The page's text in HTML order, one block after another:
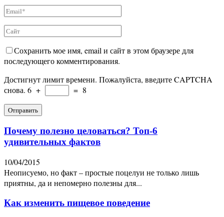
Сохранить мое имя, email и сайт в этом браузере для
последующего комментирования.
Достигнут лимит времени. Пожалуйста, введите CAPTCHA
снова. 6 + = 8
Почему полезно целоваться? Топ-6
удивительных фактов
10/04/2015
Неописуемо, но факт – простые поцелуи не только лишь
приятны, да и непомерно полезны для...
Как изменить пищевое поведение